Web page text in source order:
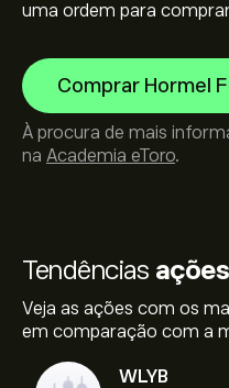
Tendências ações
Veja as ações com os
em comparação com a
WLYB
uma ordem para
Comprar Hormel
À procura de mais
na Academia eToro.